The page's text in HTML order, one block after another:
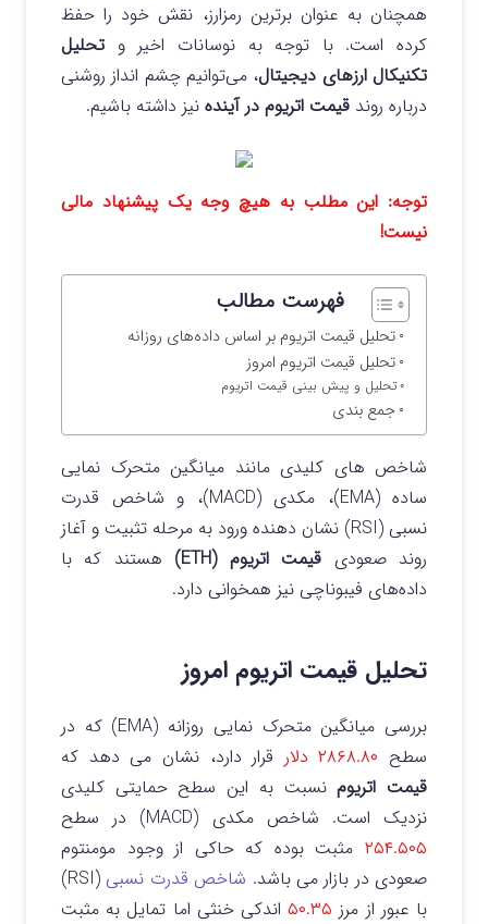
همچنان به عنوان برترین رمزارز، نقش خود را حفظ
کرده است. با توجه به نوسانات اخیر و تحلیل
تکنیکال ارزهای دیجیتال، می‌توانیم چشم‌ انداز روشنی
درباره روند قیمت اتریوم در آینده نیز داشته باشیم.
توجه: این مطلب به هیچ وجه یک پیشنهاد مالی
نیست!
فهرست مطالب
تحلیل قیمت اتریوم بر اساس داده‌های روزانه
تحلیل قیمت اتریوم امروز
تحلیل و پیش‌ بینی قیمت اتریوم
جمع بندی
شاخص‌ های کلیدی مانند میانگین متحرک نمایی
ساده (EMA)، مکدی (MACD)، و شاخص قدرت
نسبی (RSI) نشان‌ دهنده ورود به مرحله‌ تثبیت و آغاز
روند صعودی قیمت اتریوم (ETH)
هستند که با
داده‌های فیبوناچی نیز همخوانی دارد.
تحلیل قیمت اتریوم امروز
بررسی میانگین متحرک نمایی روزانه (EMA) که در
سطح ۲۸۶۸.۸۰ دلار
قرار دارد، نشان می‌ دهد که
قیمت اتریومنسبت به این سطح حمایتی کلیدی
نزدیک است. شاخص مکدی (MACD) در سطح
۲۵۴.۵۰۵ مثبت بوده که حاکی از وجود مومنتوم
صعودی در بازار می باشد. شاخص قدرت نسبی
(RSI)
با عبور از مرز ۵۰.۳۵اندکی خنثی اما تمایل به مثبت